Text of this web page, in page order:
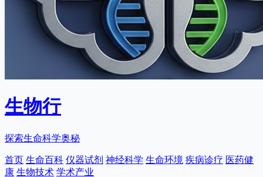
生物行
探索生命科学奥秘
首页 生命百科 仪器试剂 神经科学 生命环境 疾病诊疗 医药健
康 生物技术 学术产业